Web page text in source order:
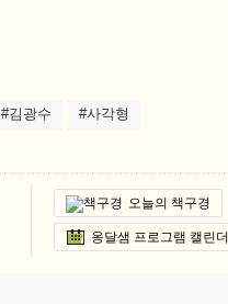
#김광수 #사각형
오늘의 책구경
옹달샘 프로그램 캘린더